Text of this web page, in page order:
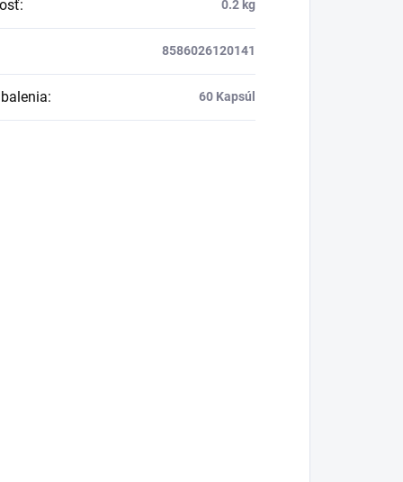
: 0.2 kg
8586026120141
: 60 Kapsúl